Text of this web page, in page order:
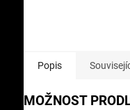
Popis
MOŽNOST